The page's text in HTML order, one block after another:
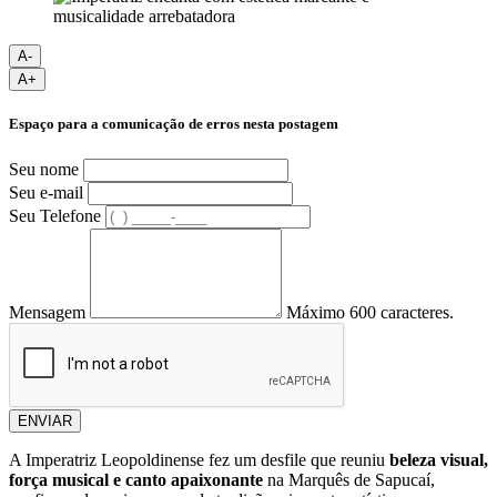
A-
A+
Espaço para a comunicação de erros nesta postagem
Seu nome
Seu e-mail
Seu Telefone
Mensagem Máximo 600 caracteres.
ENVIAR
A Imperatriz Leopoldinense fez um desfile que reuniu beleza visual,
força musical e canto apaixonante na Marquês de Sapucaí,